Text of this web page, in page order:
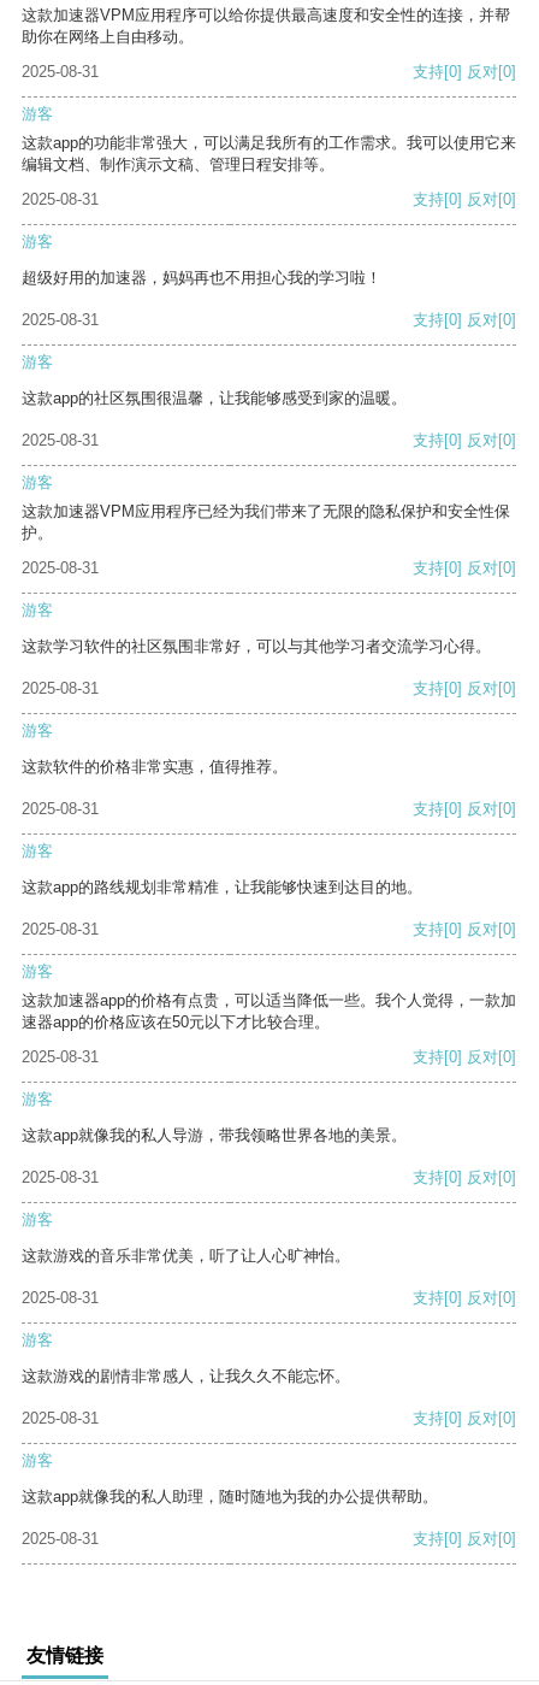
这款加速器VPM应用程序可以给你提供最高速度和安全性的连接，并帮
助你在网络上自由移动。
2025-08-31
支持[0] 反对[0]
游客
这款app的功能非常强大，可以满足我所有的工作需求。我可以使用它来
编辑文档、制作演示文稿、管理日程安排等。
2025-08-31
支持[0] 反对[0]
游客
超级好用的加速器，妈妈再也不用担心我的学习啦！
2025-08-31 支持[0] 反对[0]
游客
这款app的社区氛围很温馨，让我能够感受到家的温暖。
2025-08-31 支持[0] 反对[0]
游客
这款加速器VPM应用程序已经为我们带来了无限的隐私保护和安全性保
护。
2025-08-31
支持[0] 反对[0]
游客
这款学习软件的社区氛围非常好，可以与其他学习者交流学习心得。
2025-08-31 支持[0] 反对[0]
游客
这款软件的价格非常实惠，值得推荐。
2025-08-31 支持[0] 反对[0]
游客
这款app的路线规划非常精准，让我能够快速到达目的地。
2025-08-31 支持[0] 反对[0]
游客
这款加速器app的价格有点贵，可以适当降低一些。我个人觉得，一款加
速器app的价格应该在50元以下才比较合理。
2025-08-31
支持[0] 反对[0]
游客
这款app就像我的私人导游，带我领略世界各地的美景。
2025-08-31 支持[0] 反对[0]
游客
这款游戏的音乐非常优美，听了让人心旷神怡。
2025-08-31 支持[0] 反对[0]
游客
这款游戏的剧情非常感人，让我久久不能忘怀。
2025-08-31 支持[0] 反对[0]
游客
这款app就像我的私人助理，随时随地为我的办公提供帮助。
2025-08-31 支持[0] 反对[0]
友情链接